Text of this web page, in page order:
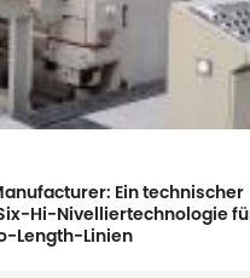
Ein technischer
Hi-Nivelliertechnologie
Length-Linien